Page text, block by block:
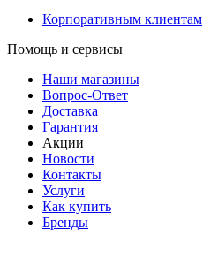
Корпоративным клиентам
Помощь и сервисы
Наши магазины
Вопрос-Ответ
Доставка
Гарантия
Акции
Новости
Контакты
Услуги
Как купить
Бренды